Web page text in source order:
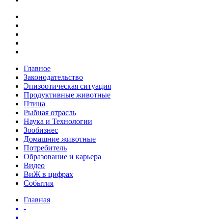
Главное
Законодательство
Эпизоотическая ситуация
Продуктивные животные
Птица
Рыбная отрасль
Наука и Технологии
Зообизнес
Домашние животные
Потребитель
Образование и карьера
Видео
ВиЖ в цифрах
События
Главная
-